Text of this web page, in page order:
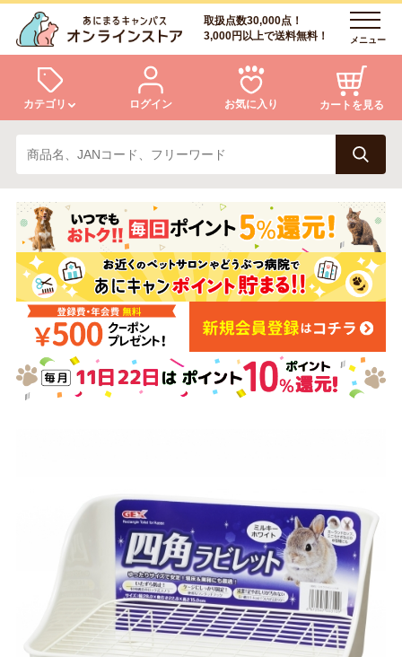
取扱点数30,000点！
3,000円以上で送料無料！
メニュー
カテゴリ
犬 猫
小動物・鳥 アクア・爬虫類・昆虫
ドッグフード キャットフード
美容・ケア用品 服・おさんぽ用品
トリマーグッズ シニアサポート
ログイン お気に入り カートを見る
ログイン
会員登録
あにまるキャンパスについて
アフターサービス
商品リクエスト